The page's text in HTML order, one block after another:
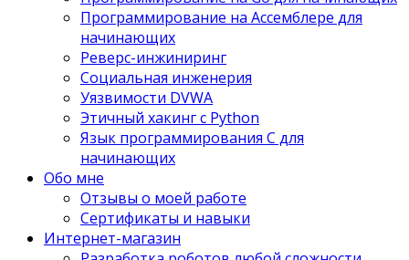
Программирование на Ассемблере для
начинающих
Реверс-инжиниринг
Социальная инженерия
Уязвимости DVWA
Этичный хакинг с Python
Язык программирования С для
начинающих
Обо мне
Отзывы о моей работе
Сертификаты и навыки
Интернет-магазин